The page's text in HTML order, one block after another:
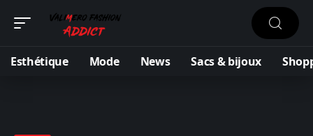
Esthétique Mode News Sacs & bijoux